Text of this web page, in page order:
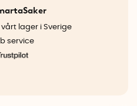
lager i Sverige
service